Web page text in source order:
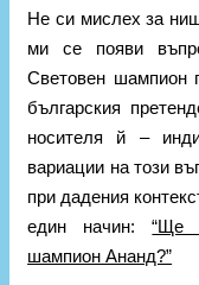
Не си мислех за
ми се появи
Световен шампион
българския
носителя й –
вариации на този
при дадения
един начин:“Ще
шампион Ананд?”